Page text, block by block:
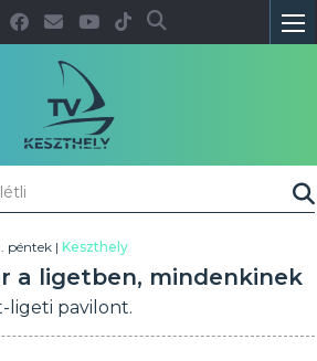
péntek |Keszthely
a ligetben, mindenkinek
ligeti pavilont.